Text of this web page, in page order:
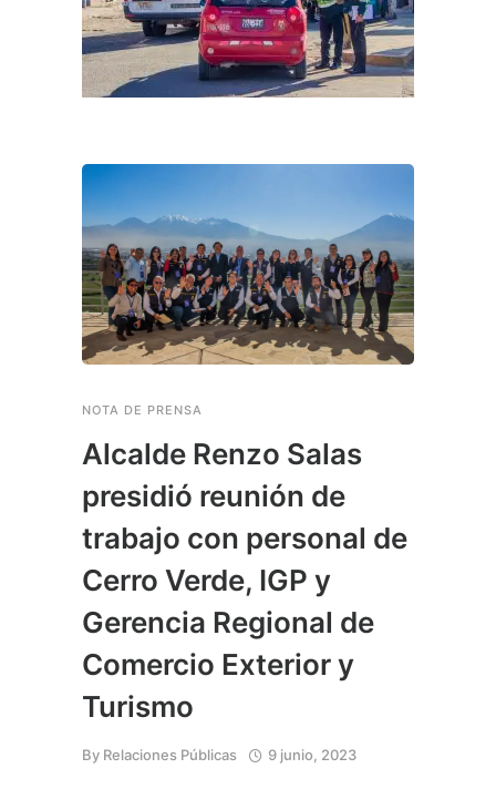
NOTA DE PRENSA
Alcalde Renzo Salas
presidió reunión de
trabajo con personal de
Cerro Verde, IGP y
Gerencia Regional de
Comercio Exterior y
Turismo
By Relaciones Públicas 9 junio, 2023